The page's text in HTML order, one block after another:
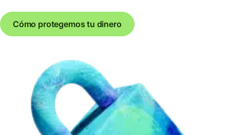
Cómo protegemos tu dinero